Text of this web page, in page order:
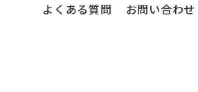
よくある質問
お問い合わせ